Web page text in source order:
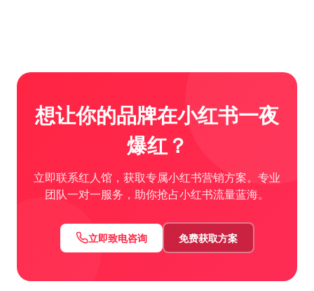
想让你的品牌在小红书一夜
爆红？
立即联系红人馆，获取专属小红书营销方案。专业
团队一对一服务，助你抢占小红书流量蓝海。
立即致电咨询 免费获取方案